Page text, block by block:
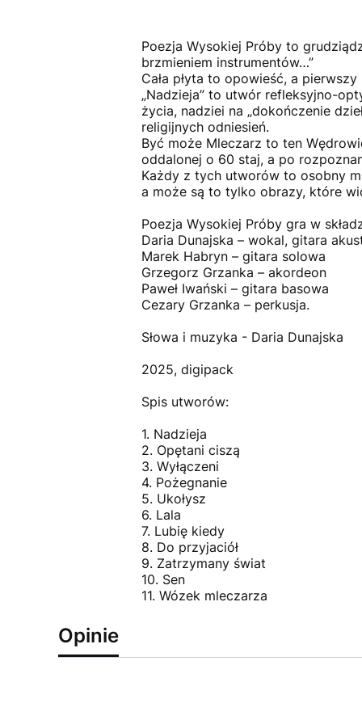
Poezja Wysokiej Próby to
brzmieniem instrumentów…”
Cała płyta to opowieść, a
„Nadzieja” to utwór refleksyjno-
życia, nadziei na „dokończenie
religijnych odniesień.
Być może Mleczarz to ten
oddalonej o 60 staj, a po
Każdy z tych utworów to osobny
a może są to tylko obrazy, które
Poezja Wysokiej Próby gra w
Daria Dunajska – wokal, gitara
Marek Habryn – gitara solowa
Grzegorz Grzanka – akordeon
Paweł Iwański – gitara basowa
Cezary Grzanka – perkusja.
Słowa i muzyka - Daria Dunajska
2025, digipack
Spis utworów:
1. Nadzieja
2. Opętani ciszą
3. Wyłączeni
4. Pożegnanie
5. Ukołysz
6. Lala
7. Lubię kiedy
8. Do przyjaciół
9. Zatrzymany świat
10. Sen
11. Wózek mleczarza
Opinie